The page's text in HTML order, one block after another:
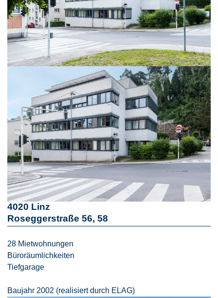
4020 Linz
Roseggerstraße 56, 58
28 Mietwohnungen
Büroräumlichkeiten
Tiefgarage
Baujahr 2002 (realisiert durch ELAG)